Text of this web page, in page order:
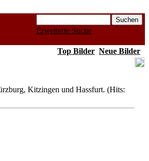
Erweiterte Suche
Top Bilder Neue Bilder
Kitzingen und Hassfurt. (Hits: